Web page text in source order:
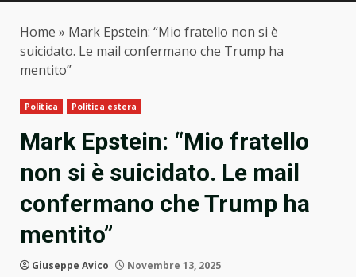
Home » Mark Epstein: “Mio fratello non si è
suicidato. Le mail confermano che Trump ha
mentito”
Politica Politica estera
Mark Epstein: “Mio fratello
non si è suicidato. Le mail
confermano che Trump ha
mentito”
Giuseppe Avico Novembre 13, 2025